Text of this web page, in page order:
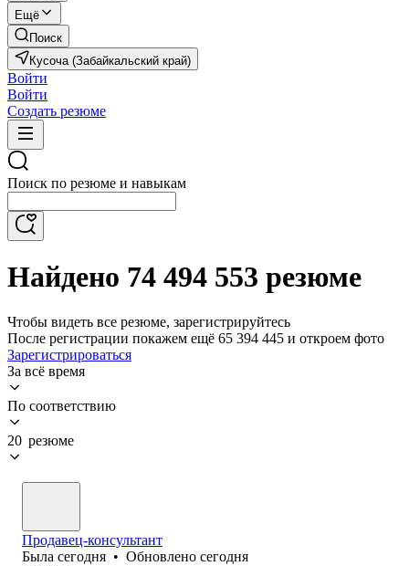
Ещё
Поиск
Кусоча (Забайкальский край)
Войти
Войти
Создать резюме
Поиск по резюме и навыкам
Найдено 74 494 553 резюме
Чтобы видеть все резюме, зарегистрируйтесь
После регистрации покажем ещё 65 394 445 и откроем фото
Зарегистрироваться
За всё время
По соответствию
20 резюме
Продавец-консультант
Была сегодня • Обновлено сегодня